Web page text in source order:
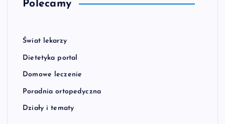
Polecamy
Świat lekarzy
Dietetyka portal
Domowe leczenie
Poradnia ortopedyczna
Działy i tematy